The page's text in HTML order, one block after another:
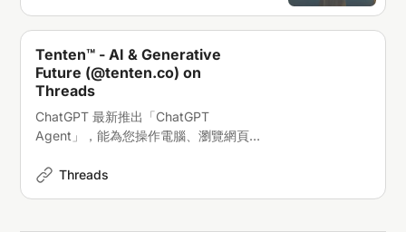
Tenten™ - AI & Generative
Future (@tenten.co) on
Threads
ChatGPT 最新推出「ChatGPT
Agent」，能為您操作電腦、瀏覽網頁、
成圖片、編輯試算表，甚至製作簡報。
Threads